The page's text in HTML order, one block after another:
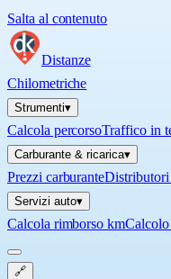
Salta al contenuto
Distanze
Chilometriche
Strumenti▾
Calcola percorsoTraffico in
Carburante & ricarica▾
Prezzi carburanteDistributori
Servizi auto▾
Calcola rimborso km
🔗